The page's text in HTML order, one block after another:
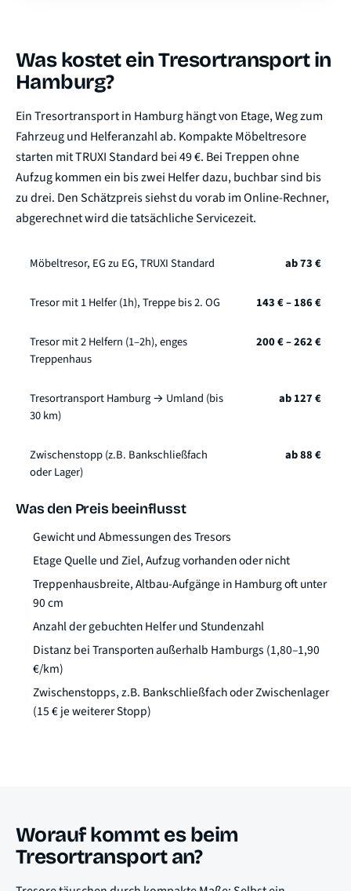
Was kostet ein Tresortransport in
Hamburg?
Ein Tresortransport in Hamburg hängt von Etage, Weg zum
Fahrzeug und Helferanzahl ab. Kompakte Möbeltresore
starten mit TRUXI Standard bei 49 €. Bei Treppen ohne
Aufzug kommen ein bis zwei Helfer dazu, buchbar sind bis
zu drei. Den Schätzpreis siehst du vorab im Online-Rechner,
abgerechnet wird die tatsächliche Servicezeit.
Möbeltresor, EG zu EG, TRUXI Standard ab 73 €
Tresor mit 1 Helfer (1h), Treppe bis 2. OG 143 € – 186 €
Tresor mit 2 Helfern (1–2h), enges
Treppenhaus
200 € – 262 €
Tresortransport Hamburg → Umland (bis
30 km)
ab 127 €
Zwischenstopp (z.B. Bankschließfach
oder Lager)
ab 88 €
Was den Preis beeinflusst
Gewicht und Abmessungen des Tresors
Etage Quelle und Ziel, Aufzug vorhanden oder nicht
Treppenhausbreite, Altbau-Aufgänge in Hamburg oft unter
90 cm
Anzahl der gebuchten Helfer und Stundenzahl
Distanz bei Transporten außerhalb Hamburgs (1,80–1,90
€/km)
Zwischenstopps, z.B. Bankschließfach oder Zwischenlager
(15 € je weiterer Stopp)
Worauf kommt es beim
Tresortransport an?